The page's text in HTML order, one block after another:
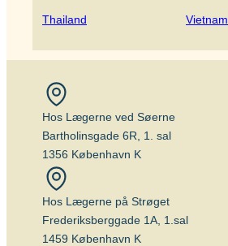
Thailand Vietnam
Hos Lægerne ved Søerne
Bartholinsgade 6R, 1. sal
1356 København K
Hos Lægerne på Strøget
Frederiksberggade 1A, 1.sal
1459 København K